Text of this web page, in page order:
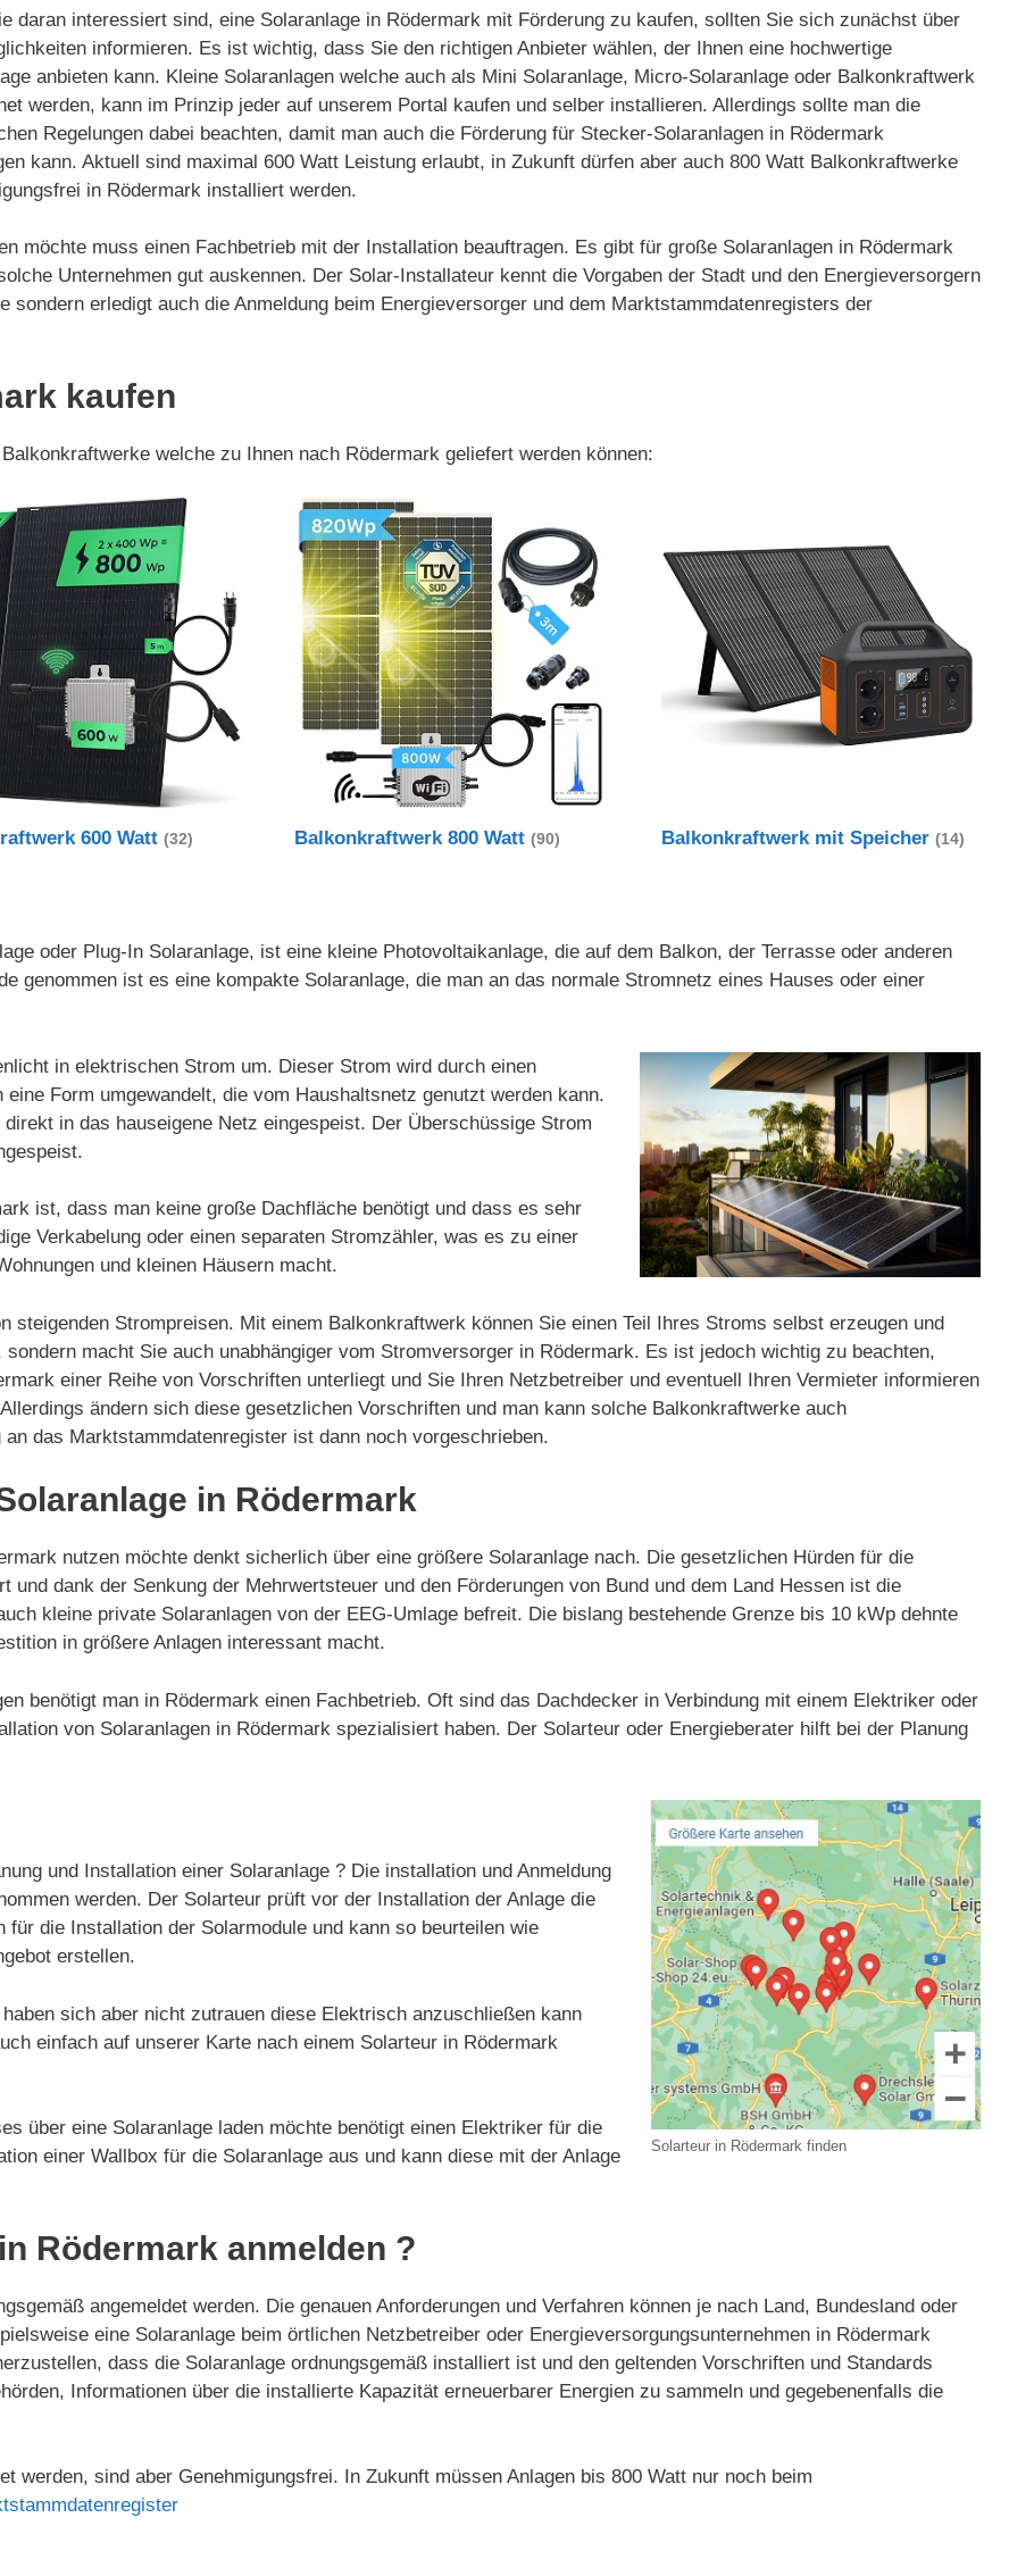
daran interessiert sind, eine Solaranlage in Rödermark mit Förderung zu kaufen, sollten Sie sich zunächst über
informieren. Es ist wichtig, dass Sie den richtigen Anbieter wählen, der Ihnen eine hochwertige
anbieten kann. Kleine Solaranlagen welche auch als Mini Solaranlage, Micro-Solaranlage oder Balkonkraftwerk
werden, kann im Prinzip jeder auf unserem Portal kaufen und selber installieren. Allerdings sollte man die
Regelungen dabei beachten, damit man auch die Förderung für Stecker-Solaranlagen in Rödermark
kann. Aktuell sind maximal 600 Watt Leistung erlaubt, in Zukunft dürfen aber auch 800 Watt Balkonkraftwerke
in Rödermark installiert werden.
möchte muss einen Fachbetrieb mit der Installation beauftragen. Es gibt für große Solaranlagen in Rödermark
Unternehmen gut auskennen. Der Solar-Installateur kennt die Vorgaben der Stadt und den Energieversorgern
sondern erledigt auch die Anmeldung beim Energieversorger und dem Marktstammdatenregisters der
kaufen
welche zu Ihnen nach Rödermark geliefert werden können:
600 Watt(32) Balkonkraftwerk 800 Watt(90) Balkonkraftwerk mit Speicher(14)
oder Plug-In Solaranlage, ist eine kleine Photovoltaikanlage, die auf dem Balkon, der Terrasse oder anderen
genommen ist es eine kompakte Solaranlage, die man an das normale Stromnetz eines Hauses oder einer
in elektrischen Strom um. Dieser Strom wird durch einen
Form umgewandelt, die vom Haushaltsnetz genutzt werden kann.
in das hauseigene Netz eingespeist. Der Überschüssige Strom
ist, dass man keine große Dachfläche benötigt und dass es sehr
Verkabelung oder einen separaten Stromzähler, was es zu einer
und kleinen Häusern macht.
steigenden Strompreisen. Mit einem Balkonkraftwerk können Sie einen Teil Ihres Stroms selbst erzeugen und
macht Sie auch unabhängiger vom Stromversorger in Rödermark. Es ist jedoch wichtig zu beachten,
einer Reihe von Vorschriften unterliegt und Sie Ihren Netzbetreiber und eventuell Ihren Vermieter informieren
ändern sich diese gesetzlichen Vorschriften und man kann solche Balkonkraftwerke auch
das Marktstammdatenregister ist dann noch vorgeschrieben.
in Rödermark
nutzen möchte denkt sicherlich über eine größere Solaranlage nach. Die gesetzlichen Hürden für die
und dank der Senkung der Mehrwertsteuer und den Förderungen von Bund und dem Land Hessen ist die
kleine private Solaranlagen von der EEG-Umlage befreit. Die bislang bestehende Grenze bis 10 kWp dehnte
in größere Anlagen interessant macht.
benötigt man in Rödermark einen Fachbetrieb. Oft sind das Dachdecker in Verbindung mit einem Elektriker oder
von Solaranlagen in Rödermark spezialisiert haben. Der Solarteur oder Energieberater hilft bei der Planung
Solarteur in Rödermark finden
und Installation einer Solaranlage ? Die installation und Anmeldung
werden. Der Solarteur prüft vor der Installation der Anlage die
die Installation der Solarmodule und kann so beurteilen wie
erstellen.
sich aber nicht zutrauen diese Elektrisch anzuschließen kann
einfach auf unserer Karte nach einem Solarteur in Rödermark
über eine Solaranlage laden möchte benötigt einen Elektriker für die
einer Wallbox für die Solaranlage aus und kann diese mit der Anlage
Rödermark anmelden ?
angemeldet werden. Die genauen Anforderungen und Verfahren können je nach Land, Bundesland oder
eine Solaranlage beim örtlichen Netzbetreiber oder Energieversorgungsunternehmen in Rödermark
dass die Solaranlage ordnungsgemäß installiert ist und den geltenden Vorschriften und Standards
Informationen über die installierte Kapazität erneuerbarer Energien zu sammeln und gegebenenfalls die
werden, sind aber Genehmigungsfrei. In Zukunft müssen Anlagen bis 800 Watt nur noch beim